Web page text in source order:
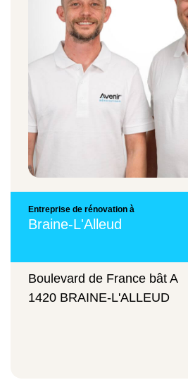
Entreprise de rénovation à
Braine-L'Alleud
Boulevard de France bât A
1420 BRAINE-L'ALLEUD